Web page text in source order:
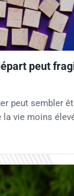
peut
peut sembler
la vie moins